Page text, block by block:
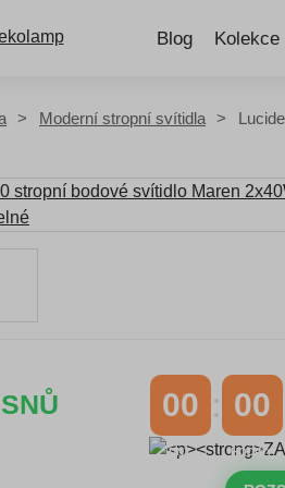
Blog Kolekce
Moderní stropní svítidla
00
DNY
00
HODINY